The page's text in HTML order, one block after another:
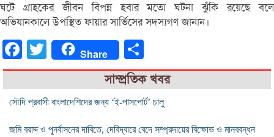
ঘটে গ্রাহকের জীবন বিপন্ন হবার মতো ঘটনা ঝুঁকি রয়েছে বলে
অভিযানকালে উপস্থিত ফায়ার সার্ভিসের সদস্যগণ জানান।
FacebookTwitter Share
সাম্প্রতিক খবর
সৌদি প্রবাসী বাংলাদেশিদের জন্য ‘ই-পাসপোর্ট’ চালু
জমি বরাদ্দ ও পুনর্বাসনের দাবিতে, দেবিদ্বারে বেদে সম্প্রদায়ের বিক্ষোভ ও মানববন্ধন